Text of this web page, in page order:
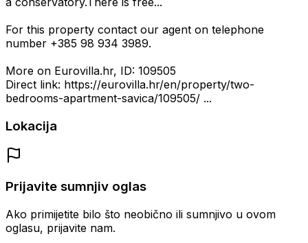
For this property contact our agent on telephone
number +385 98 934 3989.
More on Eurovilla.hr, ID: 109505
Direct link: https://eurovilla.hr/en/property/two-
bedrooms-apartment-savica/109505/ ...
Lokacija
Prijavite sumnjiv oglas
Ako primijetite bilo što neobično ili sumnjivo u ovom
oglasu, prijavite nam.